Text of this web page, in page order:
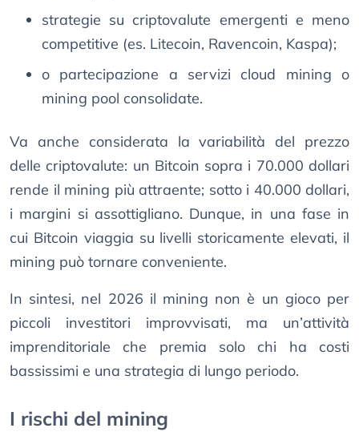
strategie su criptovalute emergenti e meno
competitive (es. Litecoin, Ravencoin, Kaspa);
o partecipazione a servizi cloud mining o
mining pool consolidate.
Va anche considerata la variabilità del prezzo
delle criptovalute: un Bitcoin sopra i 70.000 dollari
rende il mining più attraente; sotto i 40.000 dollari,
i margini si assottigliano. Dunque, in una fase in
cui Bitcoin viaggia su livelli storicamente elevati, il
mining può tornare conveniente.
In sintesi, nel 2026 il mining non è un gioco per
piccoli investitori improvvisati, ma un’attività
imprenditoriale che premia solo chi ha costi
bassissimi e una strategia di lungo periodo.
I rischi del mining